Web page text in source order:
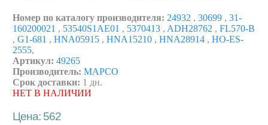
Номер по каталогу производителя: 24932 , 30699 , 31-
160200021 , 53540S1AE01 , 5370413 , ADH28762 , FL570-B
, G1-681 , HNA05915 , HNA15210 , HNA28914 , HO-ES-
2555,
Артикул: 49265
Производитель: MAPCO
Срок доставки: 1 дн.
НЕТ В НАЛИЧИИ
Цена: 562